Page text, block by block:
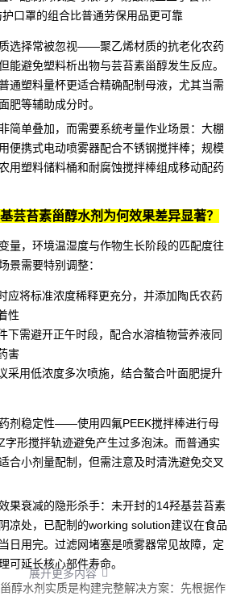
口罩的组合比普通劳保用品更可靠
选择常被忽视——聚乙烯材质的抗老化农药
能避免塑料析出物与芸苔素甾醇发生反应。
通塑料量杯更适合精确配制母液，尤其当需
肥等辅助成分时。
简单叠加，而需要系统考量作业场景：大棚
便携式电动喷雾器配合不锈钢搅拌棒；规模
用塑料储料桶和耐腐蚀搅拌棒组成移动配药
芸苔素甾醇水剂为何效果差异显著？
量，环境温湿度与作物生长阶段的匹配度往
景需要特别调整：
应将标准浓度稀释更充分，并添加陶氏农药
性
下需避开正午时段，配合水溶植物营养液同
害
采用低浓度多次喷施，结合螯合叶面肥提升
剂稳定性——使用四氟PEEK搅拌棒进行母
字形搅拌轨迹避免产生过多泡沫。而普通实
合小剂量配制，但需注意及时清洗避免交叉
果衰减的隐形杀手：未开封的14羟基芸苔素
凉处，已配制的working solution建议在食品
日用完。过滤网堵塞是喷雾器常见故障，定
可延长核心部件寿命。
醇水剂实质是构建完整解决方案：先根据作
展开更多内容 